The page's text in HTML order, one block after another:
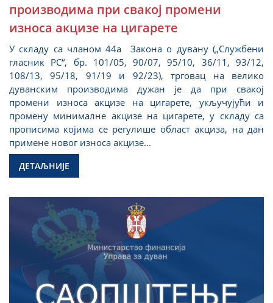
производима при свакој промени
износа акцизе на цигарете
У складу са чланом 44а Закона о дувану („Службени
гласник РС“, бр. 101/05, 90/07, 95/10, 36/11, 93/12,
108/13, 95/18, 91/19 и 92/23), трговaц на велико
дуванским производима дужaн je да при свакој
промени износа акцизе на цигарете, укључујући и
промену минималне акцизе на цигарете, у складу са
прописима којима се регулише област акциза, на дан
примене новог износа акцизе...
ДЕТАЉНИЈЕ